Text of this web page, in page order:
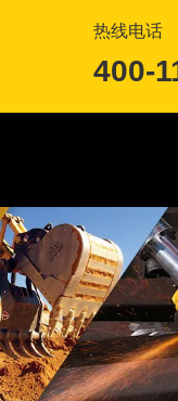
热线电话
400-